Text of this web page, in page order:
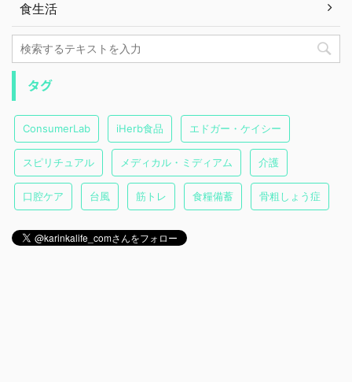
食生活
タグ
ConsumerLab iHerb食品 エドガー・ケイシー
スピリチュアル メディカル・ミディアム 介護
口腔ケア 台風 筋トレ 食糧備蓄 骨粗しょう症